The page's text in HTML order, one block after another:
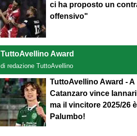
ci ha proposto un
offensivo"
TuttoAvellino Award
di redazione TuttoAvellino
TuttoAvellino Award - A
Catanzaro vince
ma il vincitore 2025/26 è
Palumbo!